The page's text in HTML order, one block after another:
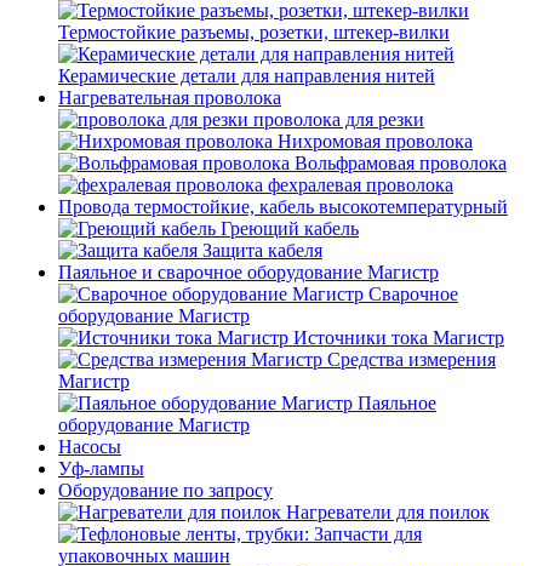
Термостойкие разъемы, розетки, штекер-вилки
Керамические детали для направления нитей
Нагревательная проволока
проволока для резки
Нихромовая проволока
Вольфрамовая проволока
фехралевая проволока
Провода термостойкие, кабель высокотемпературный
Греющий кабель
Защита кабеля
Паяльное и сварочное оборудование Магистр
Сварочное
оборудование Магистр
Источники тока Магистр
Средства измерения
Магистр
Паяльное
оборудование Магистр
Насосы
Уф-лампы
Оборудование по запросу
Нагреватели для поилок